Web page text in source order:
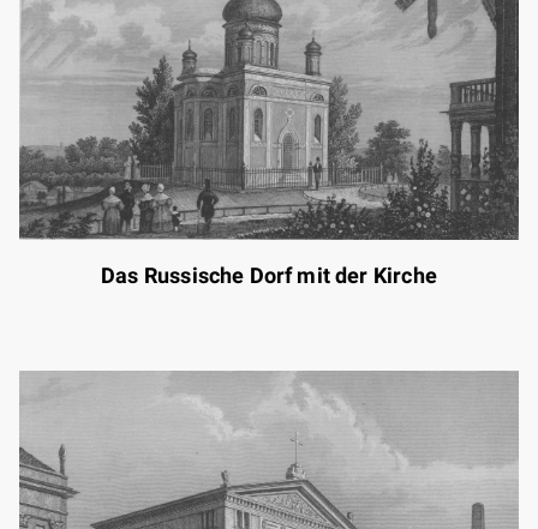
Das Russische Dorf mit der Kirche